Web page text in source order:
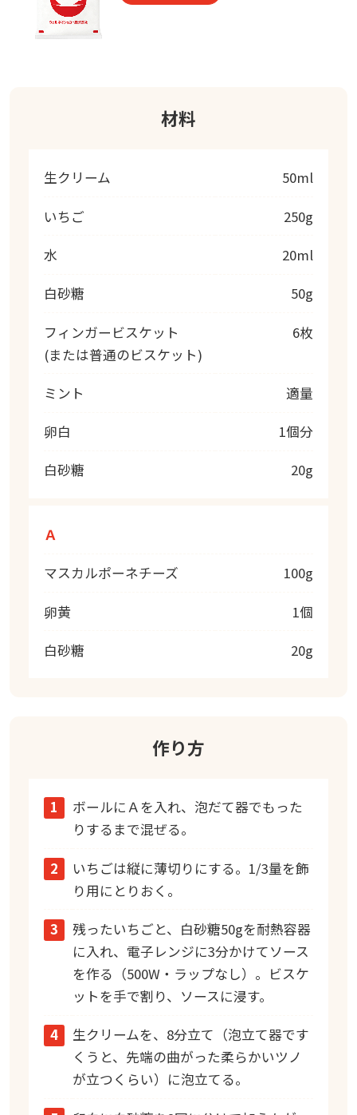
材料
生クリーム 50ml
いちご 250g
水 20ml
白砂糖 50g
フィンガービスケット
(または普通のビスケット)
6枚
ミント 適量
卵白 1個分
白砂糖 20g
Ａ
マスカルポーネチーズ 100g
卵黄 1個
白砂糖 20g
作り方
1
ボールにＡを入れ、泡だて器でもった
りするまで混ぜる。
2
いちごは縦に薄切りにする。1/3量を飾
り用にとりおく。
3
残ったいちごと、白砂糖50gを耐熱容器
に入れ、電子レンジに3分かけてソース
を作る（500W・ラップなし）。ビスケ
ットを手で割り、ソースに浸す。
4
生クリームを、8分立て（泡立て器です
くうと、先端の曲がった柔らかいツノ
が立つくらい）に泡立てる。